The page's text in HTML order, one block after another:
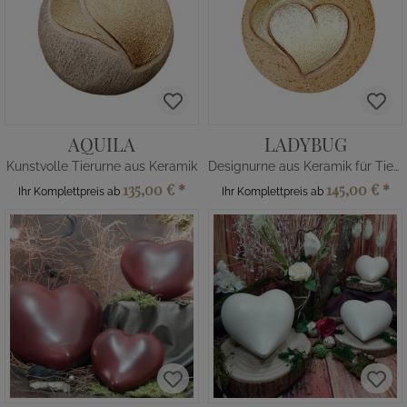
AQUILA
Kunstvolle Tierurne aus Keramik
Ihr Komplettpreis ab 135,00 € *
LADYBUG
Designurne aus Keramik für Tiere
Ihr Komplettpreis ab 145,00 € *